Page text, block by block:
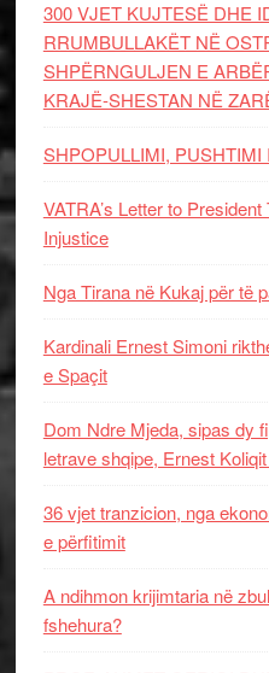
300 VJET KUJTESË DHE
RRUMBULLAKËT NË
SHPËRNGULJEN E
KRAJË-SHESTAN NË
SHPOPULLIMI, PUSHTIMI
VATRA’s Letter to
Injustice
Nga Tirana në Kukaj për të
Kardinali Ernest Simoni
e Spaçit
Dom Ndre Mjeda, sipas dy
letrave shqipe, Ernest
36 vjet tranzicion, nga
e përfitimit
A ndihmon krijimtaria në
fshehura?